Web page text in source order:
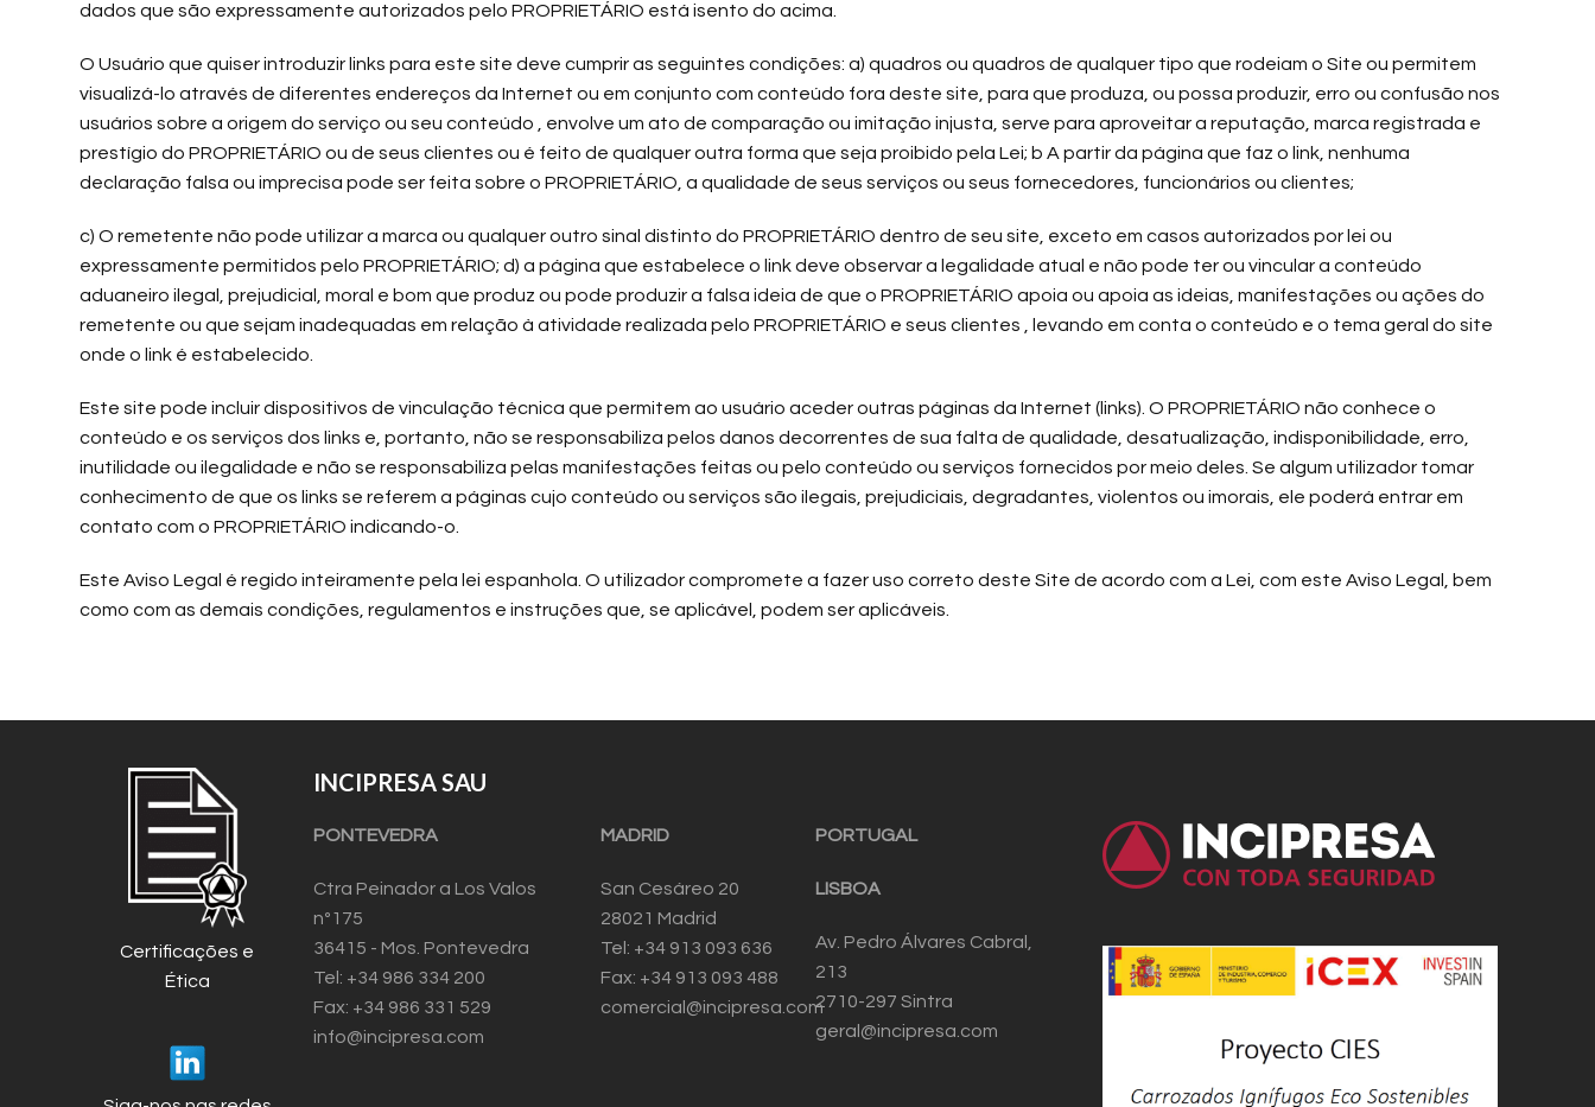
dados que são expressamente autorizados pelo PROPRIETÁRIO está isento do acima.
O Usuário que quiser introduzir links para este site deve cumprir as seguintes condições: a) quadros ou quadros de qualquer tipo que rodeiam o Site ou permitem
visualizá-lo através de diferentes endereços da Internet ou em conjunto com conteúdo fora deste site, para que produza, ou possa produzir, erro ou confusão nos
usuários sobre a origem do serviço ou seu conteúdo , envolve um ato de comparação ou imitação injusta, serve para aproveitar a reputação, marca registrada e
prestígio do PROPRIETÁRIO ou de seus clientes ou é feito de qualquer outra forma que seja proibido pela Lei; b A partir da página que faz o link, nenhuma
declaração falsa ou imprecisa pode ser feita sobre o PROPRIETÁRIO, a qualidade de seus serviços ou seus fornecedores, funcionários ou clientes;
c) O remetente não pode utilizar a marca ou qualquer outro sinal distinto do PROPRIETÁRIO dentro de seu site, exceto em casos autorizados por lei ou
expressamente permitidos pelo PROPRIETÁRIO; d) a página que estabelece o link deve observar a legalidade atual e não pode ter ou vincular a conteúdo
aduaneiro ilegal, prejudicial, moral e bom que produz ou pode produzir a falsa ideia de que o PROPRIETÁRIO apoia ou apoia as ideias, manifestações ou ações do
remetente ou que sejam inadequadas em relação à atividade realizada pelo PROPRIETÁRIO e seus clientes , levando em conta o conteúdo e o tema geral do site
onde o link é estabelecido.
Este site pode incluir dispositivos de vinculação técnica que permitem ao usuário aceder outras páginas da Internet (links). O PROPRIETÁRIO não conhece o
conteúdo e os serviços dos links e, portanto, não se responsabiliza pelos danos decorrentes de sua falta de qualidade, desatualização, indisponibilidade, erro,
inutilidade ou ilegalidade e não se responsabiliza pelas manifestações feitas ou pelo conteúdo ou serviços fornecidos por meio deles. Se algum utilizador tomar
conhecimento de que os links se referem a páginas cujo conteúdo ou serviços são ilegais, prejudiciais, degradantes, violentos ou imorais, ele poderá entrar em
contato com o PROPRIETÁRIO indicando-o.
Este Aviso Legal é regido inteiramente pela lei espanhola. O utilizador compromete a fazer uso correto deste Site de acordo com a Lei, com este Aviso Legal, bem
como com as demais condições, regulamentos e instruções que, se aplicável, podem ser aplicáveis.
Certificações e
Ética
INCIPRESA SAU
PONTEVEDRA
Ctra Peinador a Los Valos
nº175
36415 - Mos. Pontevedra
Tel: +34 986 334 200
Fax: +34 986 331 529
info@incipresa.com
MADRID
San Cesáreo 20
28021 Madrid
Tel: +34 913 093 636
Fax: +34 913 093 488
comercial@incipresa.com
PORTUGAL
LISBOA
Av. Pedro Álvares Cabral,
213
2710-297 Sintra
geral@incipresa.com